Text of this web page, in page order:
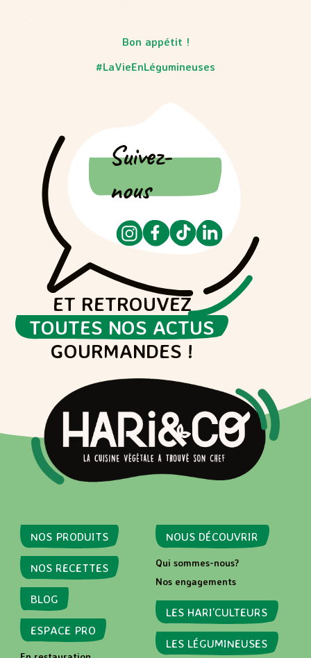
Bon appétit !
#LaVieEnLégumineuses
ET RETROUVEZ
TOUTES NOS ACTUS
GOURMANDES !
Suivez-
nous
NOS PRODUITS
NOS RECETTES
BLOG
ESPACE PRO
NOUS DÉCOUVRIR
Qui sommes-nous?
Nos engagements
LES HARI’CULTEURS
LES LÉGUMINEUSES